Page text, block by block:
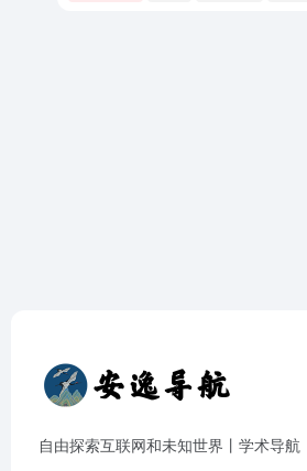
自由探索互联网和未知世界丨学术导航